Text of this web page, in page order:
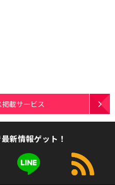
載サービス
新情報ゲット！